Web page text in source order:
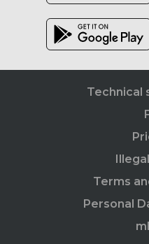
Technical
Terms
Personal